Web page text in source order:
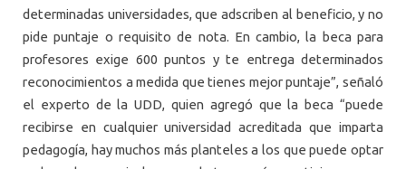
determinadas universidades, que adscriben al beneficio, y no
pide puntaje o requisito de nota. En cambio, la beca para
profesores exige 600 puntos y te entrega determinados
reconocimientos a medida que tienes mejor puntaje”, señaló
el experto de laUDD, quien agregó que la beca “puede
recibirse en cualquier universidad acreditada que imparta
pedagogía, hay muchos más planteles a los que puede optar